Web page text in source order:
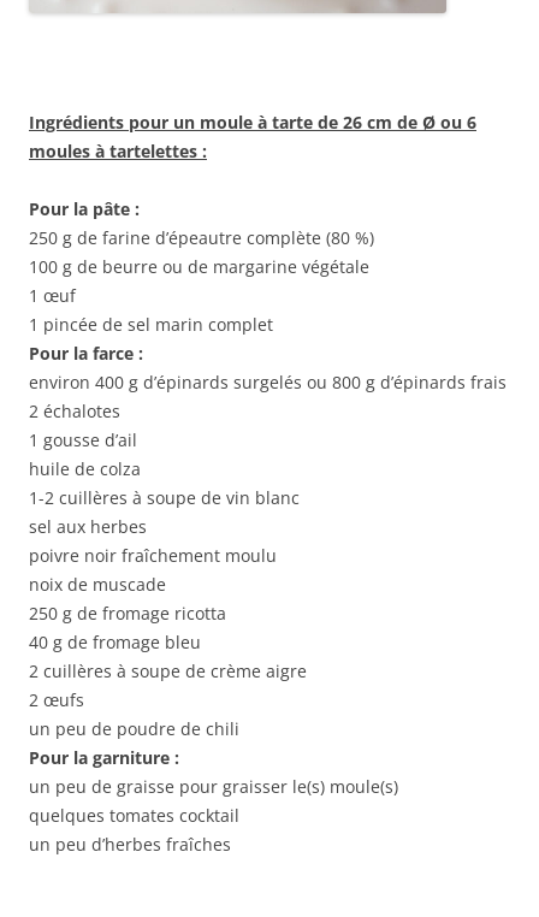
Ingrédients pour un moule à tarte de 26 cm de Ø ou 6
moules à tartelettes :
Pour la pâte :
250 g de farine d’épeautre complète (80 %)
100 g de beurre ou de margarine végétale
1 œuf
1 pincée de sel marin complet
Pour la farce :
environ 400 g d’épinards surgelés ou 800 g d’épinards frais
2 échalotes
1 gousse d’ail
huile de colza
1-2 cuillères à soupe de vin blanc
sel aux herbes
poivre noir fraîchement moulu
noix de muscade
250 g de fromage ricotta
40 g de fromage bleu
2 cuillères à soupe de crème aigre
2 œufs
un peu de poudre de chili
Pour la garniture :
un peu de graisse pour graisser le(s) moule(s)
quelques tomates cocktail
un peu d’herbes fraîches